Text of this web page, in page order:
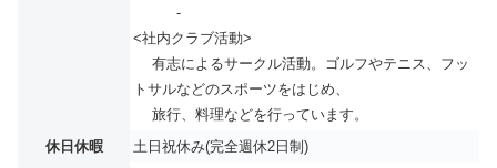
-
<社内クラブ活動>
有志によるサークル活動。ゴルフやテニス、フッ
トサルなどのスポーツをはじめ、
旅行、料理などを行っています。
休日休暇
土日祝休み(完全週休2日制)